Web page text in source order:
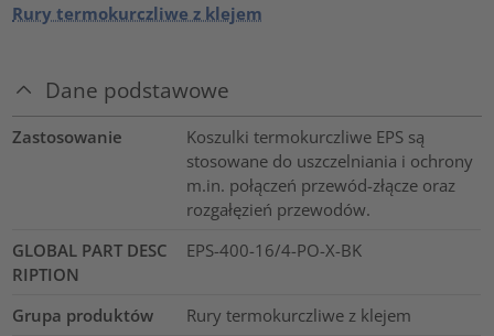
Rury termokurczliwe z klejem
Dane podstawowe
Zastosowanie
Koszulki termokurczliwe EPS są
stosowane do uszczelniania i ochrony
m.in. połączeń przewód-złącze oraz
rozgałęzień przewodów.
GLOBAL PART DESC
RIPTION
EPS-400-16/4-PO-X-BK
Grupa produktów
Rury termokurczliwe z klejem